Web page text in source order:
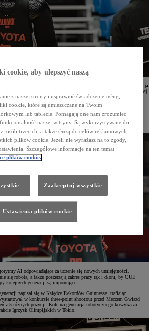
się w Księdze Rekordów Guinnessa. Najnowsza generacja
to możliwe dzięki postępom w rozwoju algorytmów sztucznej
oraz dopracowaniu konstrukcji robota.
w koszykówkę wyposażonych w sztuczną inteligencję, których
się w 2017 roku. Początkowo był to poboczny projekt realizowany
uwagę prasy i mediów społecznościowych na świecie,
projekt do oficjalnych działań firmy.
AI odpowiadające za uczenie się nowych umiejętności.
się robota, a także poszerzają zakres pracy rąk i dłoni, by CUE
kolejnych generacji są imponujące.
zapisał się w Księdze Rekordów Guinnessa, trafiając
w konkursie three-point shootout przed Meczem Gwiazd
z 5 różnych pozycji. Kolejna generacja robotycznego koszykarza
Igrzysk Olimpijskich w Tokio.
cookie, aby ulepszyć naszą
z naszej strony i usprawnić świadczenie usług,
cookie, które są umieszczane na Twoim
lub tablecie. Pomagają one nam zrozumieć
naszej witryny. Są wykorzystywane do
osób trzecich, a także służą do celów reklamowych.
plików cookie. Jeżeli nie wyrażasz na to zgody,
Szczegółowe informacje na ten temat
plików cookie.
Zaakceptuj wszystkie
Ustawienia plików cookie